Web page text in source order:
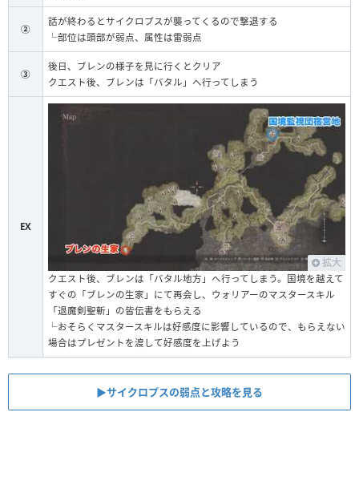
②
話が終わるとサイクロプスが襲ってくるので撃退する
└部位は頭部が弱点、属性は雷弱点
③
後日、ブレンの様子を見に行くとクリア
クエスト後、ブレンは「バタル」へ行ってしまう
EX
拡大
クエスト後、ブレンは「バタル地方」へ行ってしまう。国境を越えて
すぐの「ブレンの生家」にて再会し、ウォリアーのマスタースキル
「退魔剣聖斬」の皆伝書をもらえる
└おそらくマスタースキルは好感度に影響しているので、もらえない
場合はプレゼントを渡して好感度を上げよう
▶︎サイクロプスの弱点と攻略を見る